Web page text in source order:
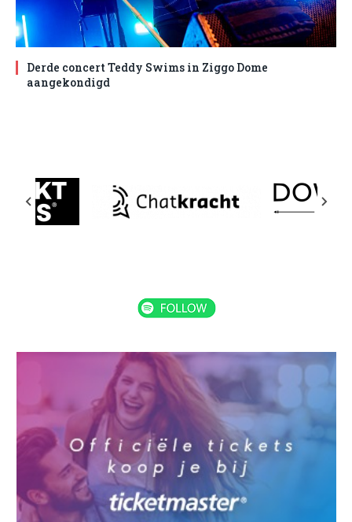
Derde concert Teddy Swims in Ziggo Dome
aangekondigd